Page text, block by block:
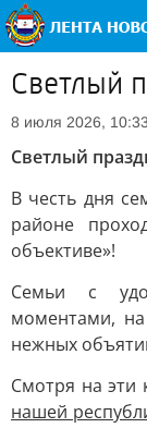
Светлый
8 июля 2026, 10:33
Светлый
В честь дня
районе
объективе»!
Семьи с
моментами, на
нежных
Смотря на эти
нашей